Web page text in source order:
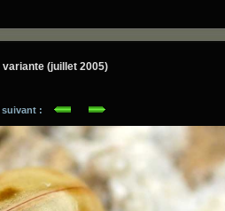
variante (juillet 2005)
suivant :